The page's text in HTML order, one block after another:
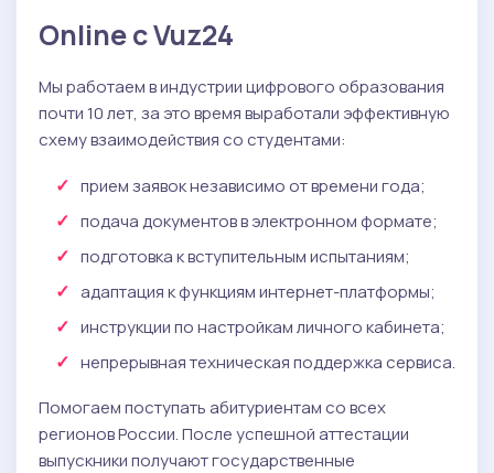
Online с Vuz24
Мы работаем в индустрии цифрового образования
почти 10 лет, за это время выработали эффективную
схему взаимодействия со студентами:
прием заявок независимо от времени года;
подача документов в электронном формате;
подготовка к вступительным испытаниям;
адаптация к функциям интернет-платформы;
инструкции по настройкам личного кабинета;
непрерывная техническая поддержка сервиса.
Помогаем поступать абитуриентам со всех
регионов России. После успешной аттестации
выпускники получают государственные